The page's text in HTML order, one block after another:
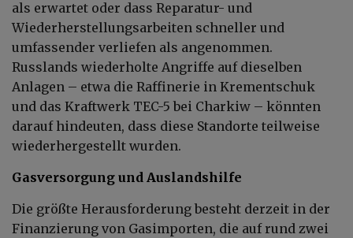
als erwartet oder dass Reparatur- und
Wiederherstellungsarbeiten schneller und
umfassender verliefen als angenommen.
Russlands wiederholte Angriffe auf dieselben
Anlagen – etwa die Raffinerie in Krementschuk
und das Kraftwerk TEC-5 bei Charkiw – könnten
darauf hindeuten, dass diese Standorte teilweise
wiederhergestellt wurden.
Gasversorgung und Auslandshilfe
Die größte Herausforderung besteht derzeit in der
Finanzierung von Gasimporten, die auf rund zwei